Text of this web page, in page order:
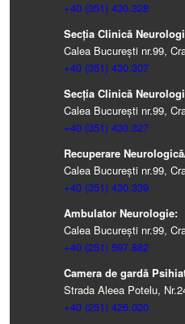
+40 (351) 430.328
Secția Clinică
Calea București nr.99,
+40 (351) 430.307
Secția Clinică
Calea București nr.99,
+40 (351) 430.327
Recuperare
Calea București nr.99,
+40 (351) 430.339
Ambulator Neurologie:
Calea București nr.99,
+40 (251) 597.882
Camera de gardă
Strada Aleea Potelu,
+40 (251) 426.020